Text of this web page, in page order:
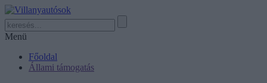
Menü
Főoldal
Állami támogatás